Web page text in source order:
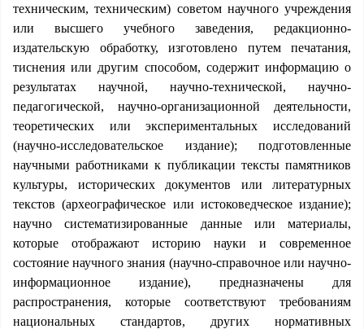
техническим, техническим) советом научного учреждения
или высшего учебного заведения, редакционно-
издательскую обработку, изготовлено путем печатания,
тиснения или другим способом, содержит информацию о
результатах научной, научно-технической, научно-
педагогической, научно-организационной деятельности,
теоретических или экспериментальных исследований
(научно-исследовательское издание); подготовленные
научными работниками к публикации тексты памятников
культуры, исторических документов или литературных
текстов (археографическое или истоковедческое издание);
научно систематизированные данные или материалы,
которые отображают историю науки и современное
состояние научного знания (научно-справочное или научно-
информационное издание), предназначены для
распространения, которые соответствуют требованиям
национальных стандартов, других нормативных